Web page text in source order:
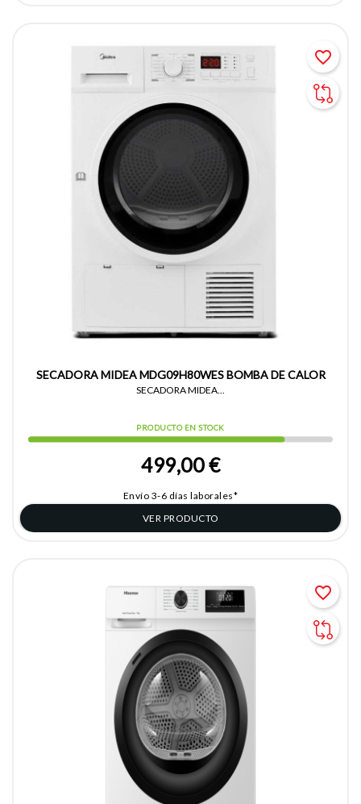
SECADORA MIDEA MDG09H80WES BOMBA DE CALOR
SECADORA MIDEA...
PRODUCTO EN STOCK
499,00 €
Envío 3-6 días laborales*
VER PRODUCTO
favorite_border
favorite_border